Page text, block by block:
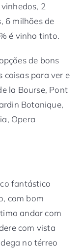
2
6 milhões de
é vinho tinto.
de bons
coisas para ver e
la Bourse, Pont
Botanique,
Opera
fantástico
com bom
andar com
com vista
no térreo